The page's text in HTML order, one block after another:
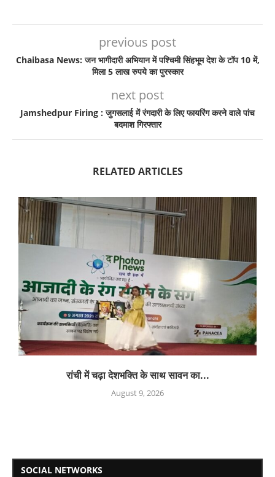
previous post
Chaibasa News: जन भागीदारी अभियान में पश्चिमी सिंहभूम देश के टॉप 10 में,
मिला 5 लाख रुपये का पुरस्कार
next post
Jamshedpur Firing : जुगसलाई में रंगदारी के लिए फायरिंग करने वाले पांच
बदमाश गिरफ्तार
RELATED ARTICLES
रांची में चढ़ा देशभक्ति के साथ सावन का...
August 9, 2026
SOCIAL NETWORKS